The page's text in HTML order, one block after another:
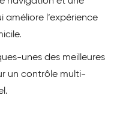
améliore l’expérience
unes des meilleures
un contrôle multi-